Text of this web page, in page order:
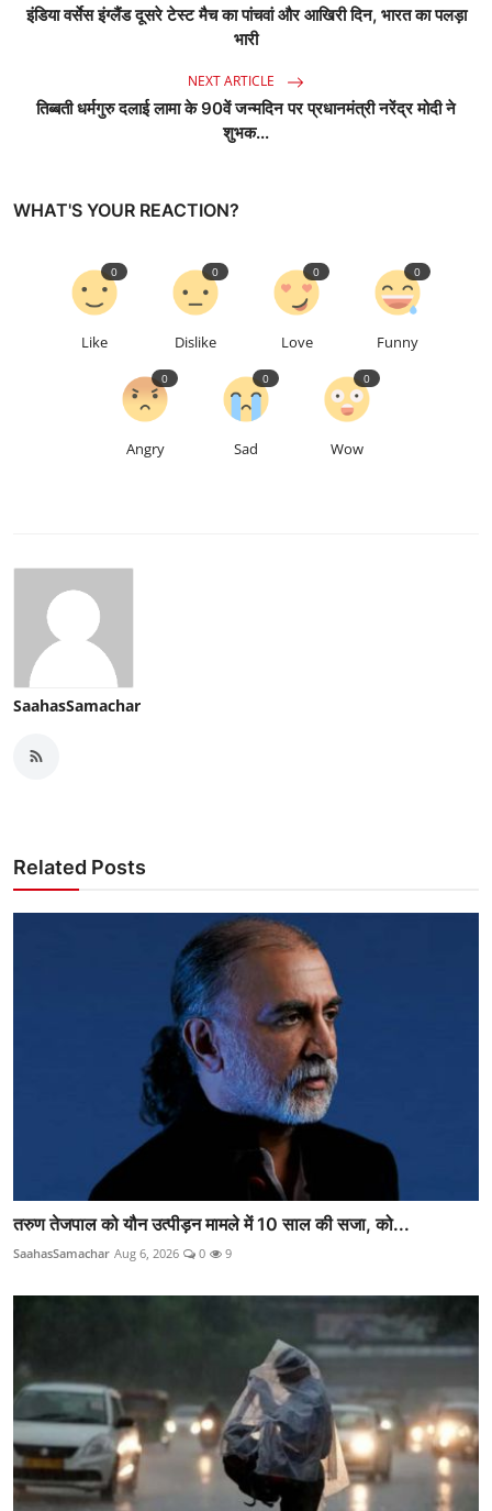
इंडिया वर्सेस इंग्लैंड दूसरे टेस्ट मैच का पांचवां और आखिरी दिन, भारत का पलड़ा
भारी
NEXT ARTICLE
तिब्बती धर्मगुरु दलाई लामा के 90वें जन्मदिन पर प्रधानमंत्री नरेंद्र मोदी ने
शुभक...
WHAT'S YOUR REACTION?
Like
0
Dislike
0
Love
0
Funny
0
Angry
0
Sad
0
Wow
0
SaahasSamachar
Related Posts
तरुण तेजपाल को यौन उत्पीड़न मामले में 10 साल की सजा, को...
SaahasSamachar Aug 6, 2026 0 9